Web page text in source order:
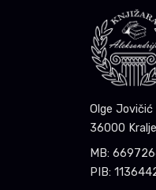
Olge Jovičić
36000
MB:
PIB: